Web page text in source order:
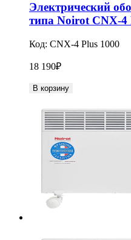
Электрический
типа Noirot CNX-4
Код: CNX-4 Plus 1000
18 190₽
В корзину